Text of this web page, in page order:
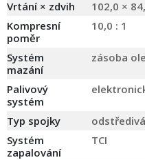
Vrtání × zdvih
102,0 ×
Kompresní
poměr
10,0 : 1
Systém
mazání
zásoba
Palivový
systém
Typ spojky
odstředivá
Systém
zapalování
TCI